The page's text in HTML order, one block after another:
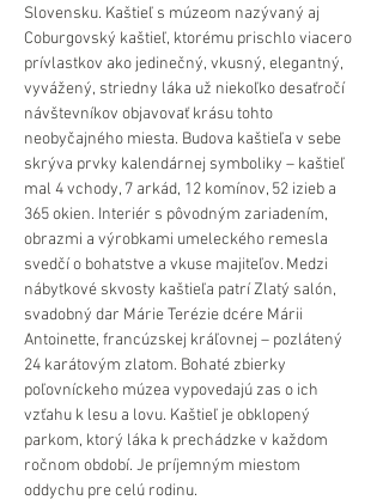
Slovensku. Kaštieľ s múzeom nazývaný aj
Coburgovský kaštieľ, ktorému prischlo viacero
prívlastkov ako jedinečný, vkusný, elegantný,
vyvážený, striedny láka už niekoľko desaťročí
návštevníkov objavovať krásu tohto
neobyčajného miesta. Budova kaštieľa v sebe
skrýva prvky kalendárnej symboliky – kaštieľ
mal 4 vchody, 7 arkád, 12 komínov, 52 izieb a
365 okien. Interiér s pôvodným zariadením,
obrazmi a výrobkami umeleckého remesla
svedčí o bohatstve a vkuse majiteľov. Medzi
nábytkové skvosty kaštieľa patrí Zlatý salón,
svadobný dar Márie Terézie dcére Márii
Antoinette, francúzskej kráľovnej – pozlátený
24 karátovým zlatom. Bohaté zbierky
poľovníckeho múzea vypovedajú zas o ich
vzťahu k lesu a lovu. Kaštieľ je obklopený
parkom, ktorý láka k prechádzke v každom
ročnom období. Je príjemným miestom
oddychu pre celú rodinu.